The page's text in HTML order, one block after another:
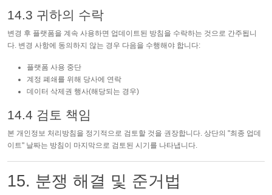
14.3 귀하의 수락
변경 후 플랫폼을 계속 사용하면 업데이트된 방침을 수락하는 것으로 간주됩니
다. 변경 사항에 동의하지 않는 경우 다음을 수행해야 합니다:
플랫폼 사용 중단
계정 폐쇄를 위해 당사에 연락
데이터 삭제권 행사(해당되는 경우)
14.4 검토 책임
본 개인정보 처리방침을 정기적으로 검토할 것을 권장합니다. 상단의 "최종 업데
이트" 날짜는 방침이 마지막으로 검토된 시기를 나타냅니다.
15. 분쟁 해결 및 준거법